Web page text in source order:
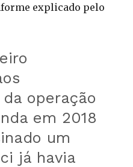
explicado pelo
operação
em 2018
um
já havia